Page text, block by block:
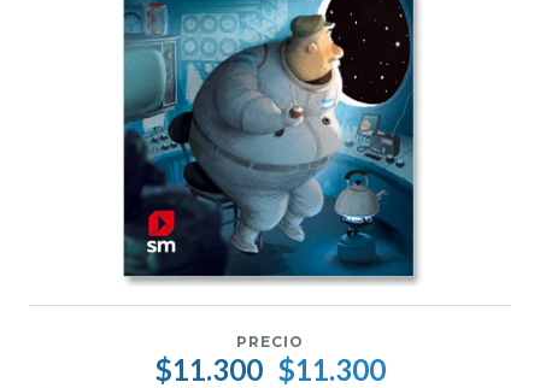
PRECIO
$11.300 $11.300